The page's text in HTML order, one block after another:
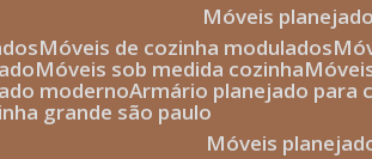
móveis
móveis de cozinha modulados
móveis sob medida cozinha
moderno armário planejado para
grande são paulo
móveis